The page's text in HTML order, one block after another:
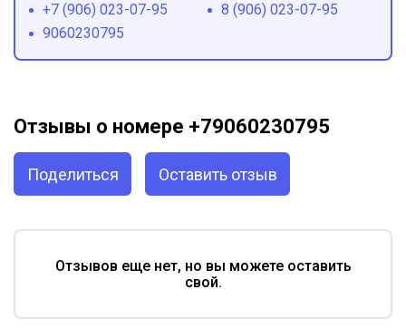
+7 (906) 023-07-95
8 (906) 023-07-95
9060230795
Отзывы о номере +79060230795
Поделиться Оставить отзыв
Отзывов еще нет, но вы можете оставить
свой.